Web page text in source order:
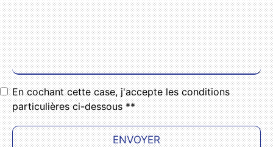
En cochant cette case, j'accepte les conditions
particulières ci-dessous **
ENVOYER